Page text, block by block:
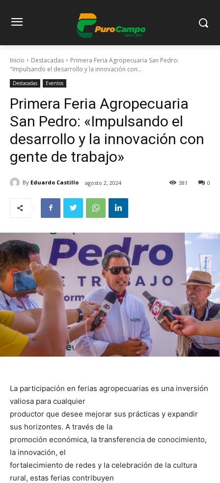
Inicio Destacadas
Primera Feria Agropecuaria San Pedro:
"Impulsando el desarrollo y la innovación con...
Destacadas Eventos
Primera Feria Agropecuaria
San Pedro: «Impulsando el
desarrollo y la innovación con
gente de trabajo»
By Eduardo Castillo agosto 2, 2024 0
381
La participación en ferias agropecuarias es una inversión
valiosa para cualquier
productor que desee mejorar sus prácticas y expandir
sus horizontes. A través de la
promoción económica, la transferencia de conocimiento,
la innovación, el
fortalecimiento de redes y la celebración de la cultura
rural, estas ferias contribuyen